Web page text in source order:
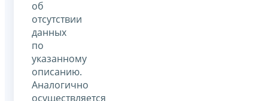
об
отсутствии
данных
по
указанному
описанию.
Аналогично
осуществляется